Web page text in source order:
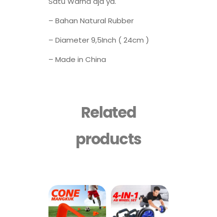
– Bahan Natural Rubber
– Diameter 9,5Inch ( 24cm )
– Made in China
Related
products